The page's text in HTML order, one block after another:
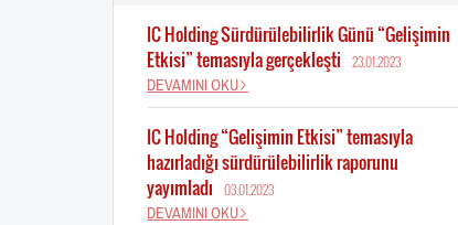
IC Holding Sürdürülebilirlik Günü “Gelişimin
Etkisi” temasıyla gerçekleşti
23.01.2023
DEVAMINI OKU
IC Holding “Gelişimin Etkisi” temasıyla
hazırladığı sürdürülebilirlik raporunu
yayımladı
03.01.2023
DEVAMINI OKU